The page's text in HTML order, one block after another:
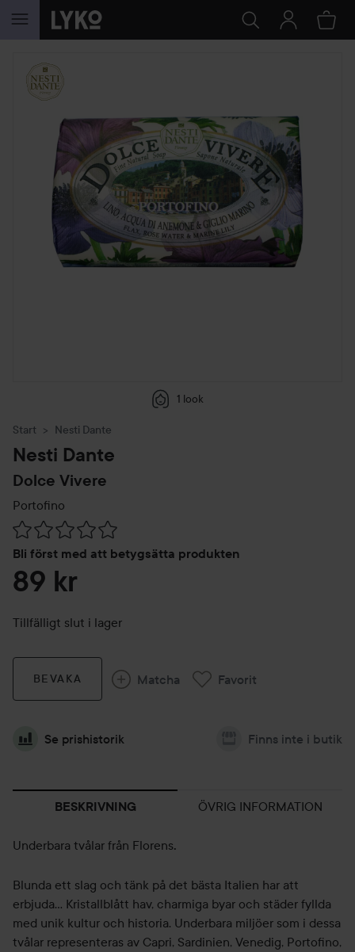
HOPPA TILL INNEHÅLLET
1 look
Start Nesti Dante
Nesti Dante
Dolce Vivere
Portofino
Bli först med att betygsätta produkten
Hoppa till Betyg & kommentarer
89 kr
Tillfälligt slut i lager
BEVAKA Matcha Favorit
Se prishistorik Finns inte i butik
BESKRIVNING ÖVRIG INFORMATION
Underbara tvålar från Florens.
Blunda ett slag och tänk på det bästa Italien har att
erbjuda… Kristallblått hav, charmiga byar och städer fyllda
med unik kultur och historia. Underbara miljöer som i dessa
tvålar representeras av Capri, Sardinien, Venedig, Portofino,